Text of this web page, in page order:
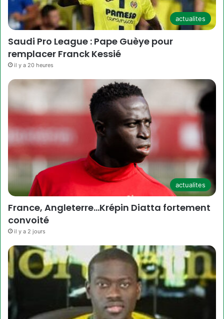
actualites
Saudi Pro League : Pape Guèye pour
remplacer Franck Kessié
il y a 20 heures
actualites
France, Angleterre…Krépin Diatta fortement
convoité
il y a 2 jours